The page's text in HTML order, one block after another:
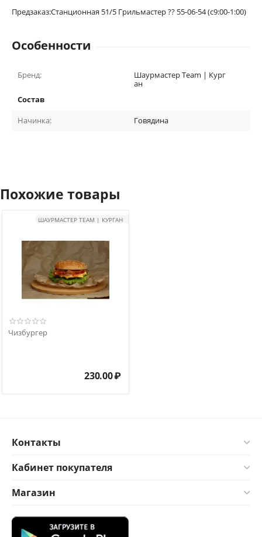
Предзаказ:Станционная 51/5 Грильмастер ?? 55-06-54 (с9:00-1:00)
Особенности
Бренд:
Шаурмастер Team | Кург
ан
Состав
Начинка:
Говядина
Похожие товары
ШАУРМАСТЕР TEAM | КУРГАН
Чизбургер
230.00₽
Контакты
Кабинет покупателя
Магазин